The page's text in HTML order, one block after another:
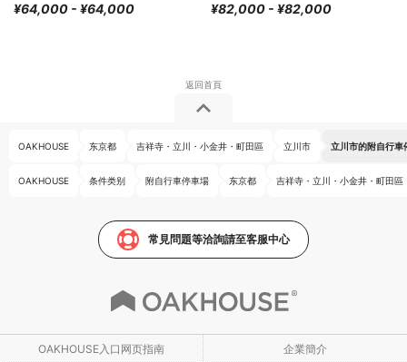
¥64,000 - ¥64,000 ¥82,000 - ¥82,000
OAKHOUSE 东京都 吉祥寺・立川・小金井・町田區 立川市 立川市的附自行車
OAKHOUSE 条件类别 附自行車停車場 东京都 吉祥寺・立川・小金井・町田區
常見問題等洽詢請至客服中心
OAKHOUSE入口网页指南 企業簡介